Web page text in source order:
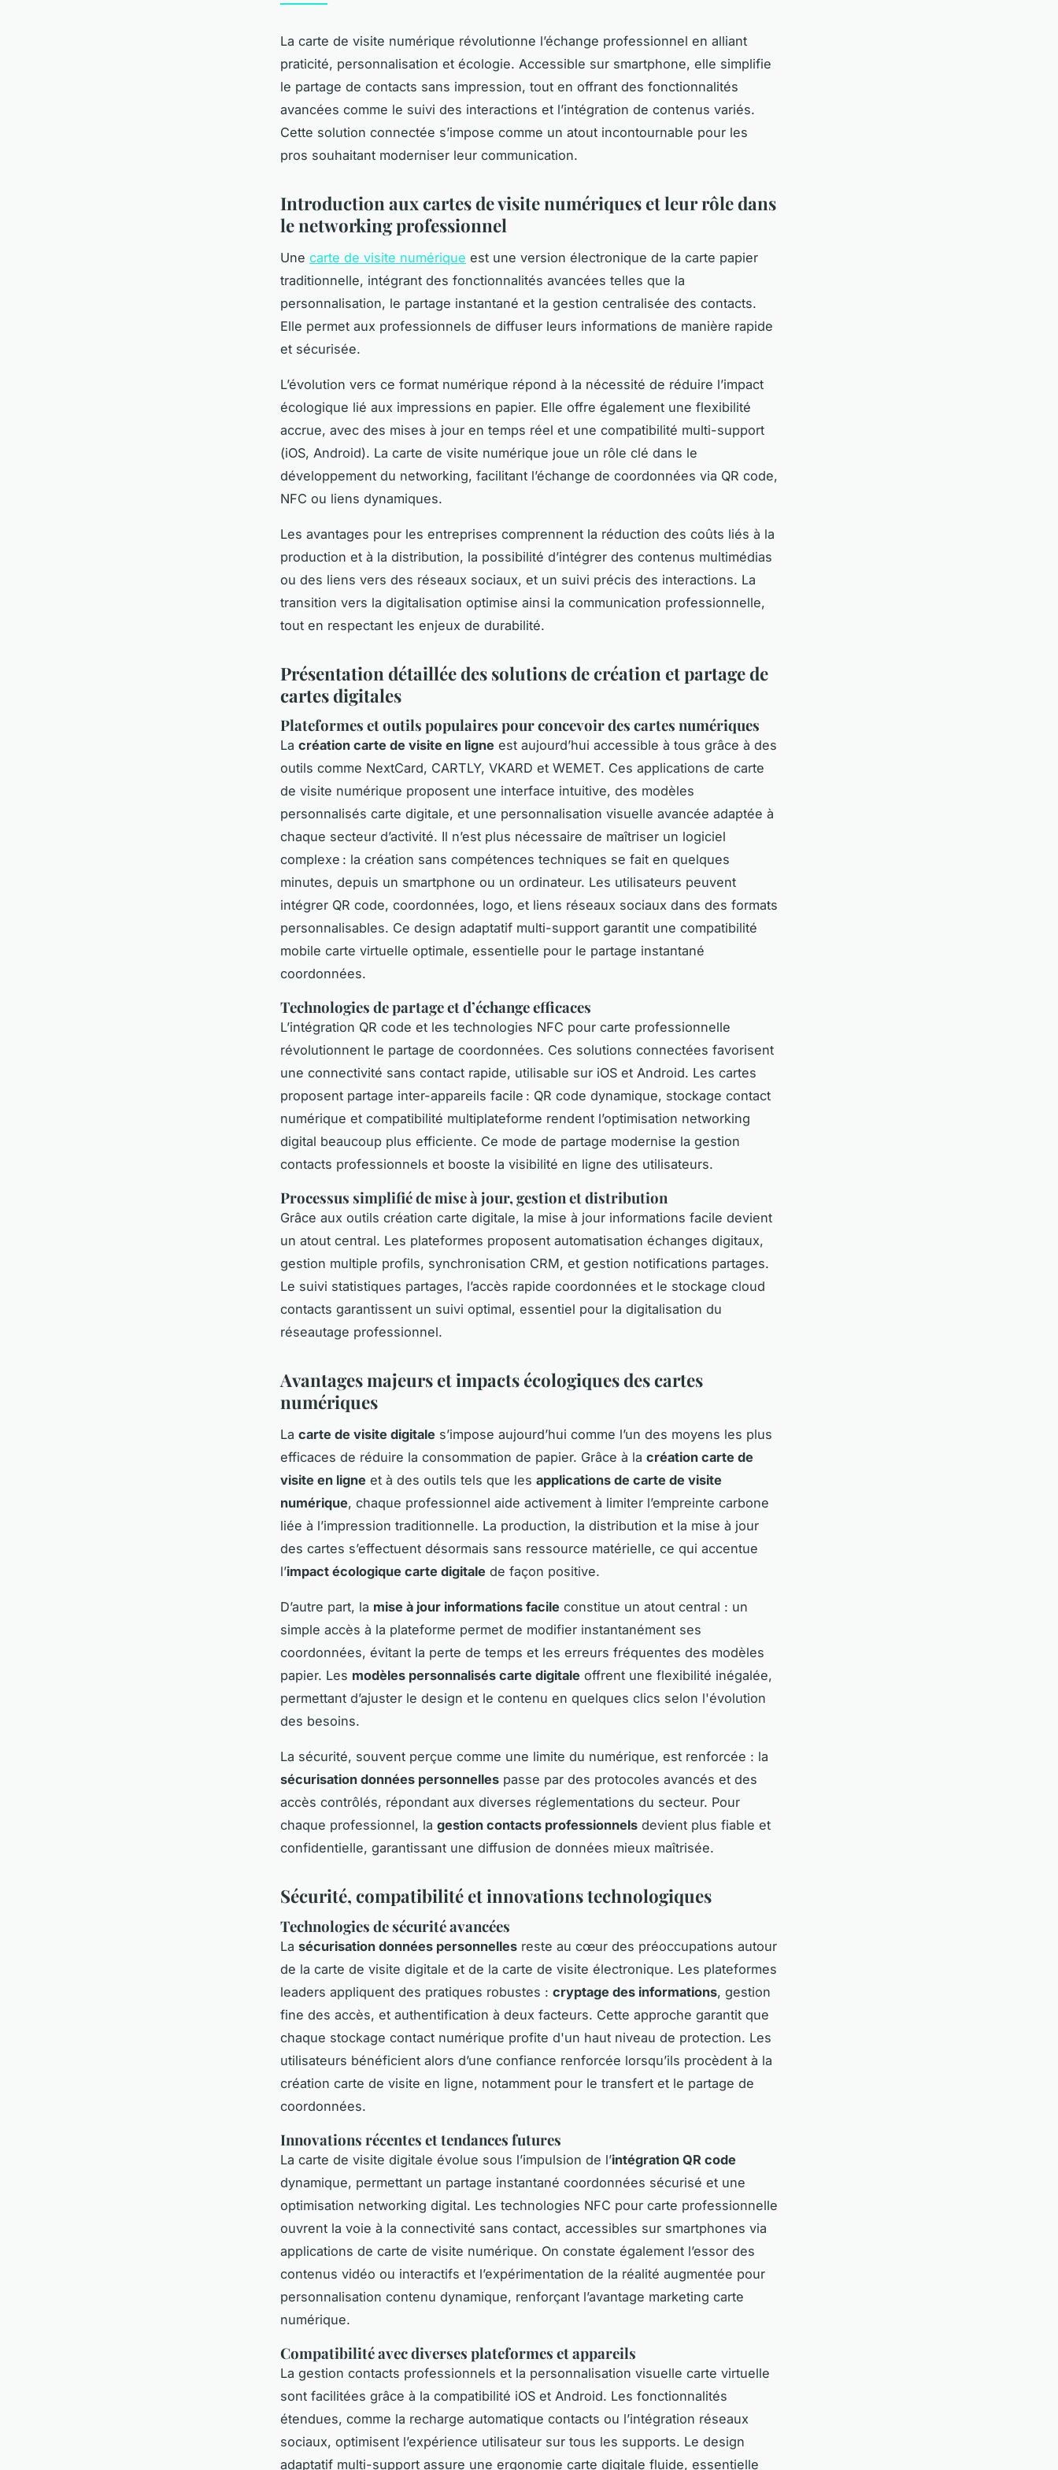
La carte de visite numérique révolutionne l’échange professionnel en alliant
praticité, personnalisation et écologie. Accessible sur smartphone, elle simplifie
le partage de contacts sans impression, tout en offrant des fonctionnalités
avancées comme le suivi des interactions et l’intégration de contenus variés.
Cette solution connectée s’impose comme un atout incontournable pour les
pros souhaitant moderniser leur communication.
Introduction aux cartes de visite numériques et leur rôle dans
le networking professionnel
Une carte de visite numérique est une version électronique de la carte papier
traditionnelle, intégrant des fonctionnalités avancées telles que la
personnalisation, le partage instantané et la gestion centralisée des contacts.
Elle permet aux professionnels de diffuser leurs informations de manière rapide
et sécurisée.
L’évolution vers ce format numérique répond à la nécessité de réduire l’impact
écologique lié aux impressions en papier. Elle offre également une flexibilité
accrue, avec des mises à jour en temps réel et une compatibilité multi-support
(iOS, Android). La carte de visite numérique joue un rôle clé dans le
développement du networking, facilitant l’échange de coordonnées via QR code,
NFC ou liens dynamiques.
Les avantages pour les entreprises comprennent la réduction des coûts liés à la
production et à la distribution, la possibilité d’intégrer des contenus multimédias
ou des liens vers des réseaux sociaux, et un suivi précis des interactions. La
transition vers la digitalisation optimise ainsi la communication professionnelle,
tout en respectant les enjeux de durabilité.
Présentation détaillée des solutions de création et partage de
cartes digitales
Plateformes et outils populaires pour concevoir des cartes numériques
La création carte de visite en ligne est aujourd’hui accessible à tous grâce à des
outils comme NextCard, CARTLY, VKARD et WEMET. Ces applications de carte
de visite numérique proposent une interface intuitive, des modèles
personnalisés carte digitale, et une personnalisation visuelle avancée adaptée à
chaque secteur d’activité. Il n’est plus nécessaire de maîtriser un logiciel
complexe : la création sans compétences techniques se fait en quelques
minutes, depuis un smartphone ou un ordinateur. Les utilisateurs peuvent
intégrer QR code, coordonnées, logo, et liens réseaux sociaux dans des formats
personnalisables. Ce design adaptatif multi-support garantit une compatibilité
mobile carte virtuelle optimale, essentielle pour le partage instantané
coordonnées.
Technologies de partage et d’échange efficaces
L’intégration QR code et les technologies NFC pour carte professionnelle
révolutionnent le partage de coordonnées. Ces solutions connectées favorisent
une connectivité sans contact rapide, utilisable sur iOS et Android. Les cartes
proposent partage inter-appareils facile : QR code dynamique, stockage contact
numérique et compatibilité multiplateforme rendent l’optimisation networking
digital beaucoup plus efficiente. Ce mode de partage modernise la gestion
contacts professionnels et booste la visibilité en ligne des utilisateurs.
Processus simplifié de mise à jour, gestion et distribution
Grâce aux outils création carte digitale, la mise à jour informations facile devient
un atout central. Les plateformes proposent automatisation échanges digitaux,
gestion multiple profils, synchronisation CRM, et gestion notifications partages.
Le suivi statistiques partages, l’accès rapide coordonnées et le stockage cloud
contacts garantissent un suivi optimal, essentiel pour la digitalisation du
réseautage professionnel.
Avantages majeurs et impacts écologiques des cartes
numériques
La carte de visite digitale s’impose aujourd’hui comme l’un des moyens les plus
efficaces de réduire la consommation de papier. Grâce à la création carte de
visite en ligne et à des outils tels que les applications de carte de visite
numérique, chaque professionnel aide activement à limiter l’empreinte carbone
liée à l’impression traditionnelle. La production, la distribution et la mise à jour
des cartes s’effectuent désormais sans ressource matérielle, ce qui accentue
l’impact écologique carte digitale de façon positive.
D’autre part, la mise à jour informations facile constitue un atout central : un
simple accès à la plateforme permet de modifier instantanément ses
coordonnées, évitant la perte de temps et les erreurs fréquentes des modèles
papier. Les modèles personnalisés carte digitale offrent une flexibilité inégalée,
permettant d’ajuster le design et le contenu en quelques clics selon l'évolution
des besoins.
La sécurité, souvent perçue comme une limite du numérique, est renforcée : la
sécurisation données personnelles passe par des protocoles avancés et des
accès contrôlés, répondant aux diverses réglementations du secteur. Pour
chaque professionnel, la gestion contacts professionnels devient plus fiable et
confidentielle, garantissant une diffusion de données mieux maîtrisée.
Sécurité, compatibilité et innovations technologiques
Technologies de sécurité avancées
La sécurisation données personnelles reste au cœur des préoccupations autour
de la carte de visite digitale et de la carte de visite électronique. Les plateformes
leaders appliquent des pratiques robustes : cryptage des informations, gestion
fine des accès, et authentification à deux facteurs. Cette approche garantit que
chaque stockage contact numérique profite d'un haut niveau de protection. Les
utilisateurs bénéficient alors d’une confiance renforcée lorsqu’ils procèdent à la
création carte de visite en ligne, notamment pour le transfert et le partage de
coordonnées.
Innovations récentes et tendances futures
La carte de visite digitale évolue sous l’impulsion de l’intégration QR code
dynamique, permettant un partage instantané coordonnées sécurisé et une
optimisation networking digital. Les technologies NFC pour carte professionnelle
ouvrent la voie à la connectivité sans contact, accessibles sur smartphones via
applications de carte de visite numérique. On constate également l’essor des
contenus vidéo ou interactifs et l’expérimentation de la réalité augmentée pour
personnalisation contenu dynamique, renforçant l’avantage marketing carte
numérique.
Compatibilité avec diverses plateformes et appareils
La gestion contacts professionnels et la personnalisation visuelle carte virtuelle
sont facilitées grâce à la compatibilité iOS et Android. Les fonctionnalités
étendues, comme la recharge automatique contacts ou l’intégration réseaux
sociaux, optimisent l’expérience utilisateur sur tous les supports. Le design
adaptatif multi-support assure une ergonomie carte digitale fluide, essentielle